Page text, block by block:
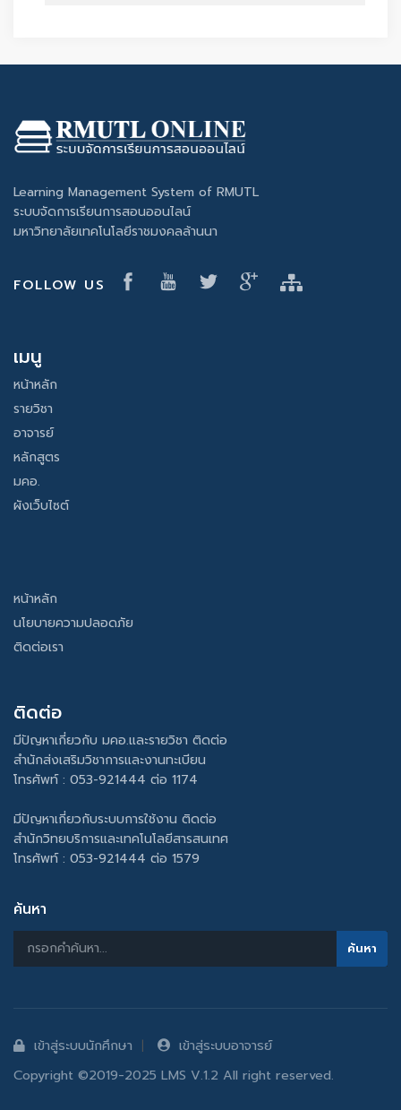
Learning Management System of RMUTL
ระบบจัดการเรียนการสอนออนไลน์
มหาวิทยาลัยเทคโนโลยีราชมงคลล้านนา
FOLLOW US
เมนู
หน้าหลัก
รายวิชา
อาจารย์
หลักสูตร
มคอ.
ผังเว็บไซต์
หน้าหลัก
นโยบายความปลอดภัย
ติดต่อเรา
ติดต่อ
มีปัญหาเกี่ยวกับ มคอ.และรายวิชา ติดต่อ
สำนักส่งเสริมวิชาการและงานทะเบียน
โทรศัพท์ : 053-921444 ต่อ 1174
มีปัญหาเกี่ยวกับระบบการใช้งาน ติดต่อ
สำนักวิทยบริการและเทคโนโลยีสารสนเทศ
โทรศัพท์ : 053-921444 ต่อ 1579
ค้นหา
เข้าสู่ระบบนักศึกษา
เข้าสู่ระบบอาจารย์
Copyright ©2019-2025 LMS V.1.2 All right reserved.